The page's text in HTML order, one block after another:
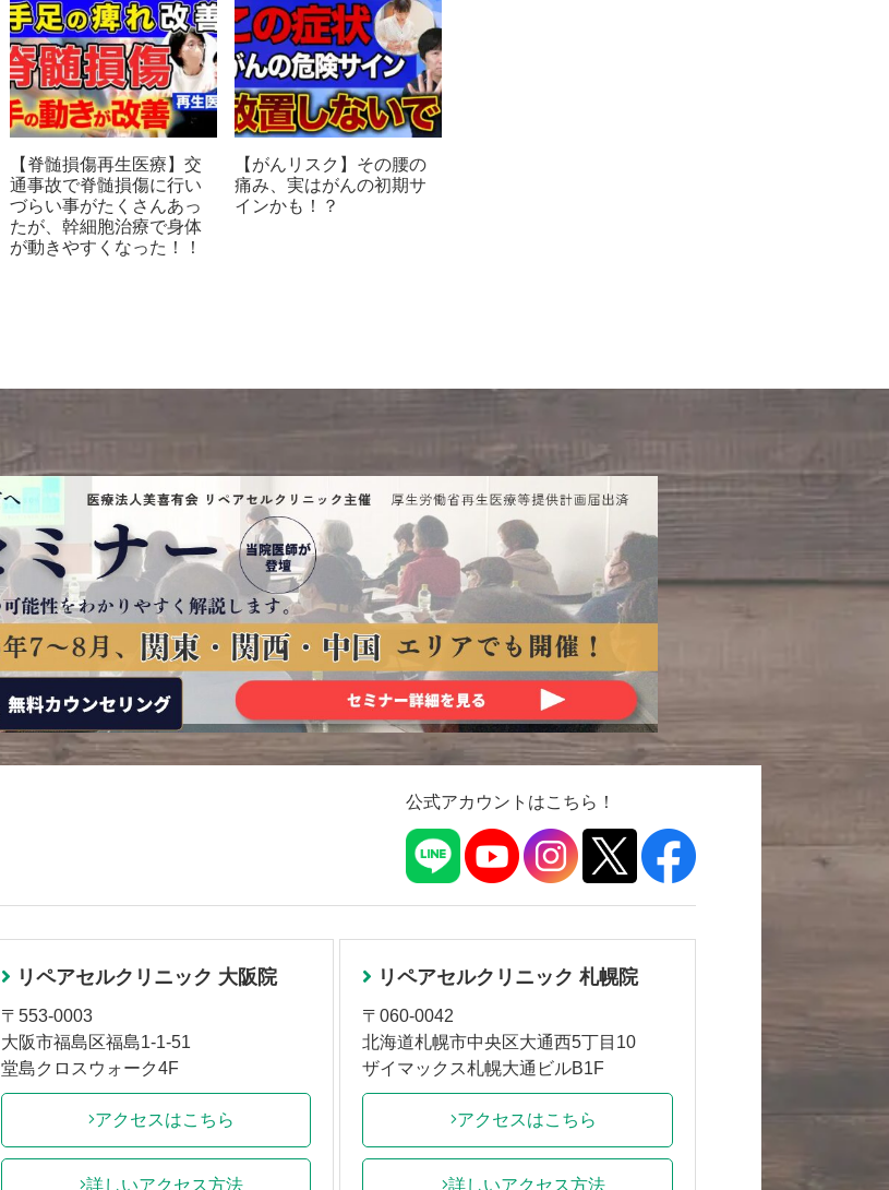
【脊髄損傷再生医療】交
通事故で脊髄損傷に行い
づらい事がたくさんあっ
たが、幹細胞治療で身体
が動きやすくなった！！
【がんリスク】その腰の
痛み、実はがんの初期サ
インかも！？
公式アカウントはこちら！
リペアセルクリニック 大阪院
〒553-0003
大阪市福島区福島1-1-51
堂島クロスウォーク4F
アクセスはこちら
詳しいアクセス方法
リペアセルクリニック 札幌院
〒060-0042
北海道札幌市中央区大通西5丁目10
ザイマックス札幌大通ビルB1F
アクセスはこちら
詳しいアクセス方法